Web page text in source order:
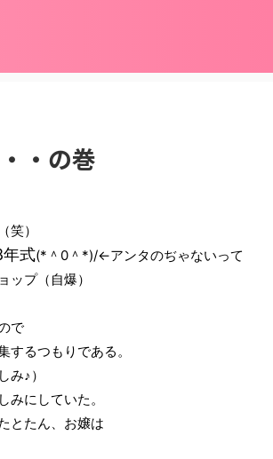
・の巻
笑）
年式(*＾0＾*)/←アンタのぢゃないって
ップ（自爆）
で
するつもりである。
み♪）
みにしていた。
とたん、お嬢は